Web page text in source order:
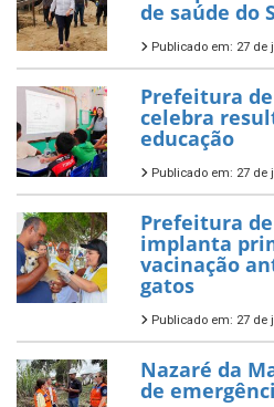
de saúde do
Publicado em: 27 de
Prefeitura
celebra
educação
Publicado em: 27 de
Prefeitura
implanta
vacinação
gatos
Publicado em: 27 de
Nazaré da
de